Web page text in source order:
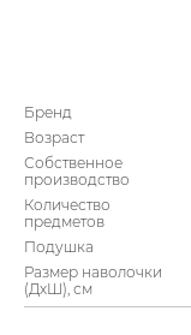
Бренд
Возраст
Собственное
производство
Количество
предметов
Подушка
Размер наволочки
(ДхШ), см